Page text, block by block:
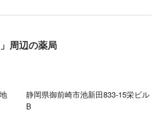
周辺の薬局
静岡県御前崎市池新田833-15栄ビル
B